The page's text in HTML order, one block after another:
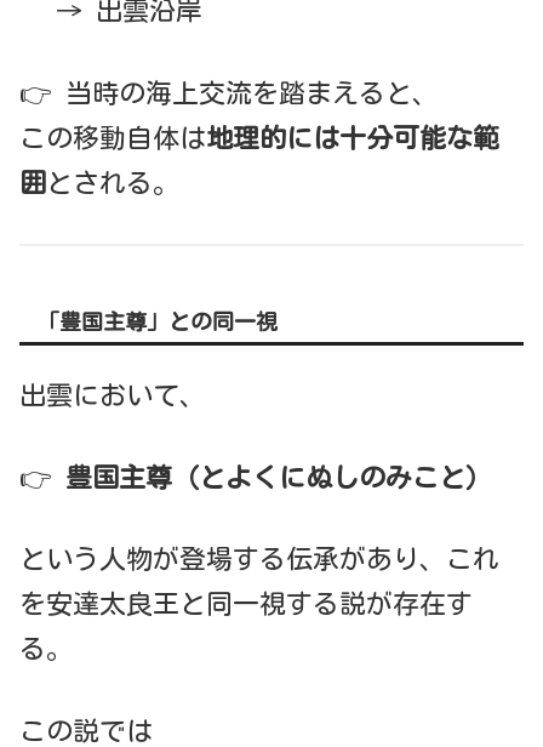
→ 出雲沿岸
👉 当時の海上交流を踏まえると、
この移動自体は地理的には十分可能な範
囲 とされる。
「豊国主尊」との同一視
出雲において、
👉 豊国主尊（とよくにぬしのみこと）
という人物が登場する伝承があり、これ
を安達太良王と同一視する説が存在す
る。
この説では